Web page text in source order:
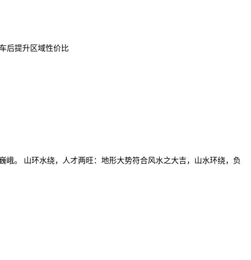
后提升区域性价比
峨。 山环水绕，人才两旺：地形大势符合风水之大吉，山水环绕，负